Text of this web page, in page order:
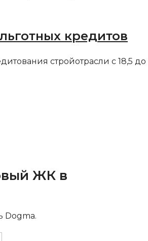
кредитов
стройотрасли с 18,5 до
ЖК в
Dogma.